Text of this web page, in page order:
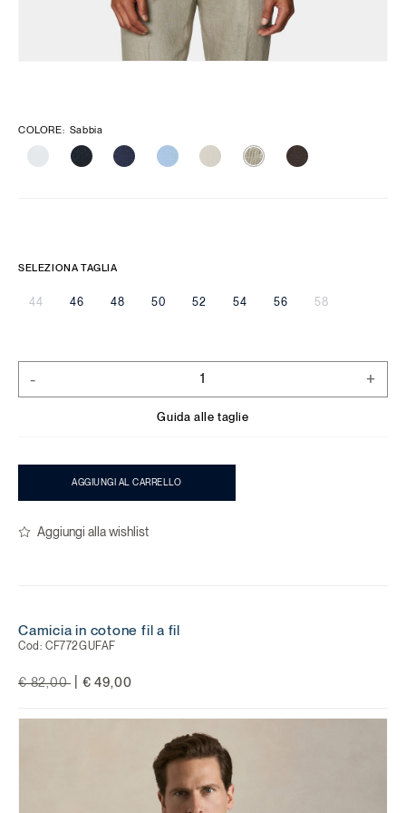
COLORE: Sabbia
SELEZIONA TAGLIA
44 46 48 50 52 54 56 58
- +
Guida alle taglie
AGGIUNGI AL CARRELLO
Aggiungi alla wishlist
Camicia in cotone fil a fil
Cod: CF772GUFAF
Price reduced from
€ 82,00 to € 49,00